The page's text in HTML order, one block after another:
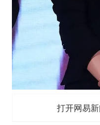
打开网易